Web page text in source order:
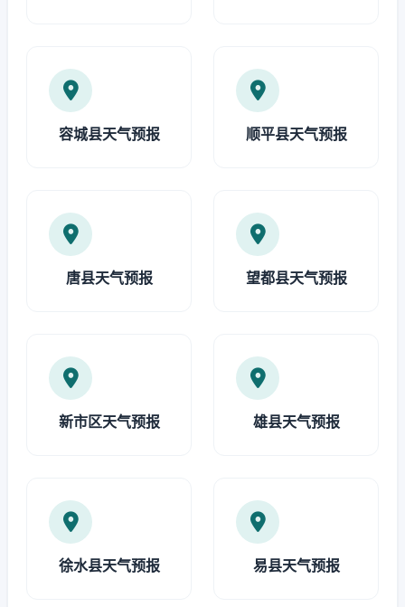
容城县天气预报 顺平县天气预报
唐县天气预报 望都县天气预报
新市区天气预报 雄县天气预报
徐水县天气预报 易县天气预报